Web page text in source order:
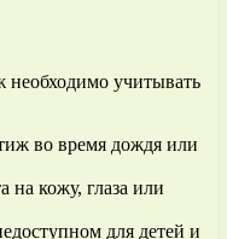
учитывать
во время дождя или
на кожу, глаза или
для детей и